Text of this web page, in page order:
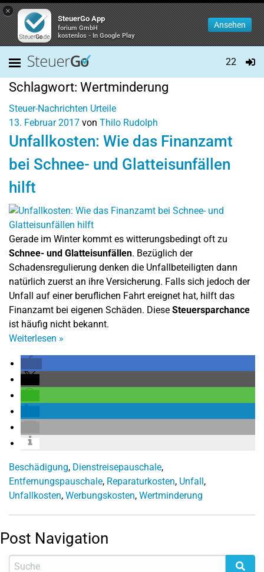
×
SteuerGo App
forium GmbH
kostenlos - In Google Play
Ansehen
22
Schlagwort: Wertminderung
Steuer-Nachrichten Urteile
13. Februar 2017 von Thilo Rudolph
Unfallkosten: Wie das Finanzamt
bei Schnee- und Glatteisunfällen
hilft
Gerade im Winter kommt es witterungsbedingt oft zu
Schnee- und Glatteisunfällen. Bezüglich der
Schadensregulierung denken die Unfallbeteiligten dann
natürlich zuerst an ihre Versicherung. Falls sich jedoch der
Unfall auf einer beruflichen Fahrt ereignet hat, hilft das
Finanzamt bei eigenen Schäden. Diese Steuersparchance
ist häufig nicht bekannt.
Weiterlesen »
Beschädigung, Dienstreisepauschale,
Entfernungspauschale, Reparaturkosten, Unfall,
Unfallkosten, Werbungskosten, Wertminderung
Post Navigation